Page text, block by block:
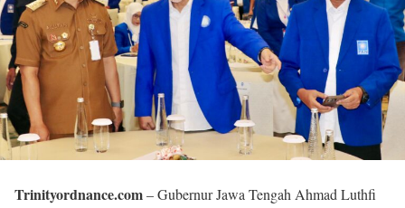
Trinityordnance.com– Gubernur Jawa Tengah Ahmad Luthfi